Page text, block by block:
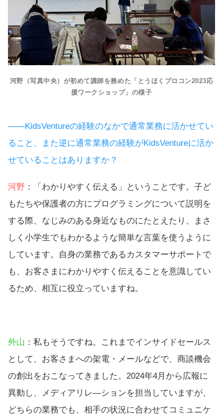
河野（写真中央）が初めて講師を務めた「とうほくプロコン2023応
援ワークショップ」の様子
――KidsVentureの経験のなかで通常業務に活かせてい
ること、また逆に通常業務の経験がKidsVentureに活か
せていることはありますか？
河野 ：「わかりやすく伝える」ということです。子ど
もたちや保護者の方にプログラミングについて説明を
する際、なじみのある身近なものにたとえたり、まさ
しく小学生でもわかるような簡単な言葉を使うように
しています。自身の業務であるカスタマーサポートで
も、お客さまにわかりやすく伝えることを意識してい
るため、相互に役立っていますね。
外山 ：私もそうですね。これまでインサイドセールス
として、お客さまへの架電・メールなどで、商談機会
の創出をおこなってきました。2024年4月から広報に
異動し、メディアリレ―ションを担当していますが、
どちらの業務でも、相手の状況に合わせてコミュニケ